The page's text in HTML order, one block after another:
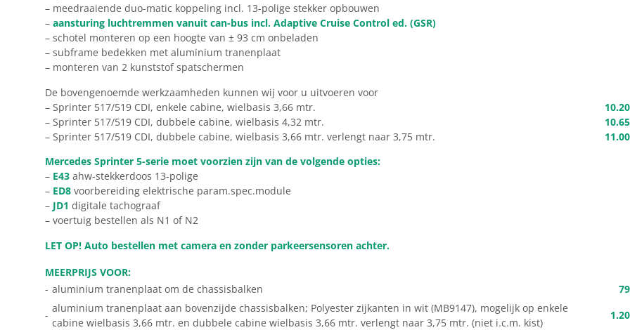
– meedraaiende duo-matic koppeling incl. 13-polige stekker opbouwen
– aansturing luchtremmen vanuit can-bus incl. Adaptive Cruise Control ed. (GSR)
– schotel monteren op een hoogte van ± 93 cm onbeladen
– subframe bedekken met aluminium tranenplaat
– monteren van 2 kunststof spatschermen
De bovengenoemde werkzaamheden kunnen wij voor u uitvoeren voor
– Sprinter 517/519 CDI, enkele cabine, wielbasis 3,66 mtr.
– Sprinter 517/519 CDI, dubbele cabine, wielbasis 4,32 mtr.
– Sprinter 517/519 CDI, dubbele cabine, wielbasis 3,66 mtr. verlengt naar 3,75 mtr.
Mercedes Sprinter 5-serie moet voorzien zijn van de volgende opties:
– E43 ahw-stekkerdoos 13-polige
– ED8 voorbereiding elektrische param.spec.module
– JD1 digitale tachograaf
– voertuig bestellen als N1 of N2
LET OP! Auto bestellen met camera en zonder parkeersensoren achter.
MEERPRIJS VOOR:
- aluminium tranenplaat om de chassisbalken
-
aluminium tranenplaat aan bovenzijde chassisbalken; Polyester zijkanten in wit (MB9147), mogelijk op enkele
cabine wielbasis 3,66 mtr. en dubbele cabine wielbasis 3,66 mtr. verlengt naar 3,75 mtr. (niet i.c.m. kist)